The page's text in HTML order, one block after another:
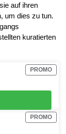
auf ihren
um dies zu tun.
kuratierten
PROMO
PROMO